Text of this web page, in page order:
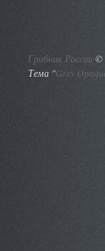
Грибник России ©
Тема "Grey